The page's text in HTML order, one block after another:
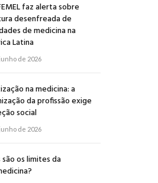
faz alerta sobre
desenfreada de
de medicina na
Latina
de 2026
na medicina: a
da profissão exige
social
de 2026
são os limites da